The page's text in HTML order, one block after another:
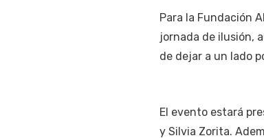
Para la Fundación
jornada de ilusión,
de dejar a un lado
El evento estará
y Silvia Zorita.